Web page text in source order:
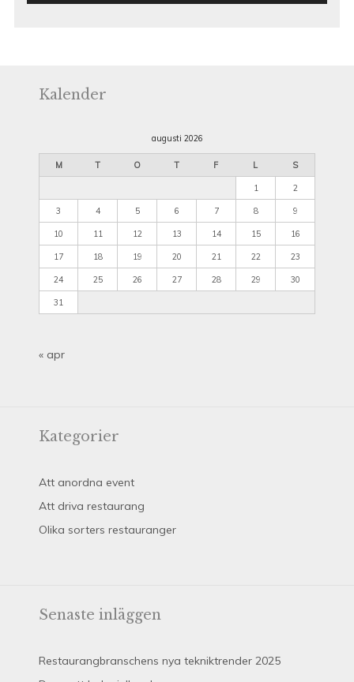
Kalender
augusti 2026
M T O T F L S
1 2
3 4 5 6 7 8 9
10 11 12 13 14 15 16
17 18 19 20 21 22 23
24 25 26 27 28 29 30
31
« apr
Kategorier
Att anordna event
Att driva restaurang
Olika sorters restauranger
Senaste inläggen
Restaurangbranschens nya tekniktrender 2025